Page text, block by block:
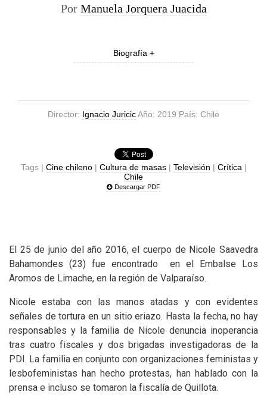
Por Manuela Jorquera Juacida
Biografía +
Director: Ignacio JuricicAño: 2019 País: Chile
Tags | Cine chileno| Cultura de masas| Televisión | Crítica |
Chile
Descargar PDF
El 25 de junio del año 2016, el cuerpo de Nicole Saavedra
Bahamondes (23) fue encontrado en el Embalse Los
Aromos de Limache, en la región de Valparaíso.
Nicole estaba con las manos atadas y con evidentes
señales de tortura en un sitio eriazo. Hasta la fecha, no hay
responsables y la familia de Nicole denuncia inoperancia
tras cuatro fiscales y dos brigadas investigadoras de la
PDI. La familia en conjunto con organizaciones feministas y
lesbofeministas han hecho protestas, han hablado con la
prensa e incluso se tomaron la fiscalía de Quillota.